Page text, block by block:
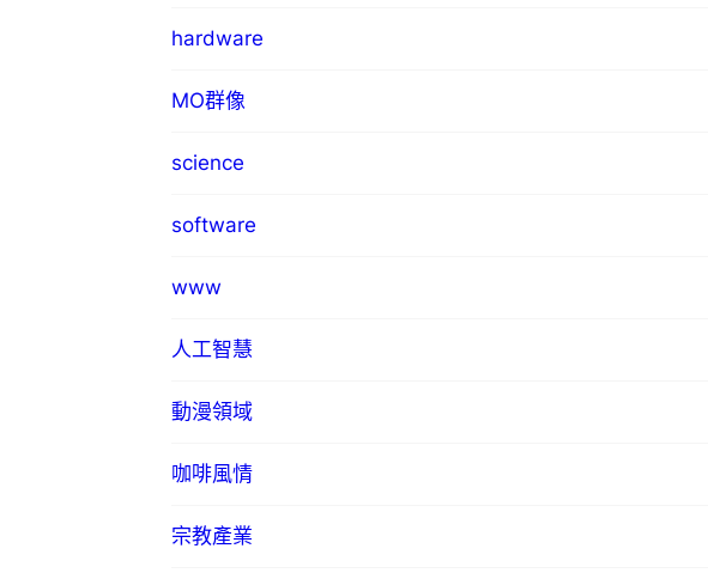
hardware
MO群像
science
software
www
人工智慧
動漫領域
咖啡風情
宗教產業